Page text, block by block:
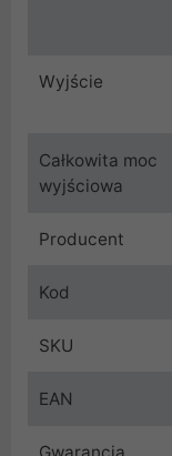
Wyjście
Całkowita moc
wyjściowa
Producent
Kod
SKU
EAN